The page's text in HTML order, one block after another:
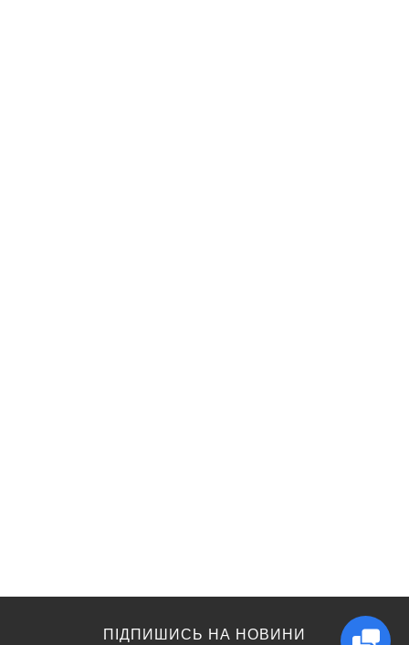
ПІДПИШИСЬ НА НОВИНИ